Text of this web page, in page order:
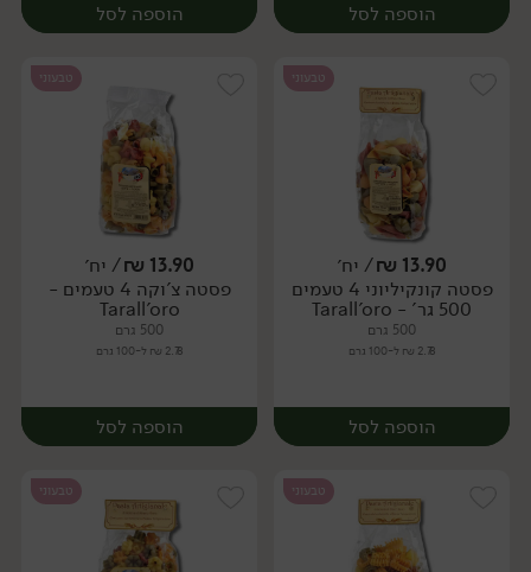
הוספה לסל
יח׳
הוספה לסל
יח׳
טבעוני
13.90
₪/ יח׳
פסטה קונקיליוני 4 טעמים
500 גר' - Tarall'oro
500 גרם
2.78 ₪ ל-100 גרם
הוספה לסל
טבעוני
13.90
₪/ יח׳
פסטה צ'וקה 4 טעמים -
Tarall'oro
500 גרם
2.78 ₪ ל-100 גרם
הוספה לסל
טבעוני טבעוני